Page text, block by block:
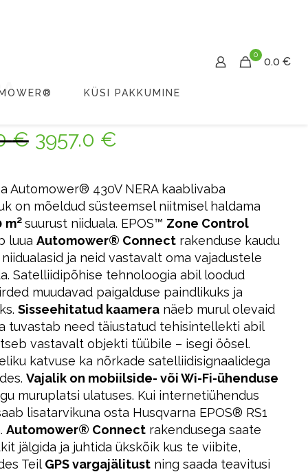
KÜSI PAKKUMINE
0
0.0 €
€ 3957.0 €
Automower® 430V NERA kaablivaba
on mõeldud süsteemsel niitmisel haldama
m²suurust niiduala. EPOS™ Zone Control
luua Automower® Connectrakenduse kaudu
ja neid vastavalt oma vajadustele
Satelliidipõhise tehnoloogia abil loodud
muudavad paigalduse paindlikuks ja
Sisseehitatud kaameranäeb murul olevaid
tuvastab need täiustatud tehisintellekti abil
vastavalt objekti tüübile – isegi öösel.
katvuse ka nõrkade satelliidisignaalidega
Vajalik on mobiilside- või Wi-Fi-ühenduse
muruplatsi ulatuses. Kui internetiühendus
lisatarvikuna osta Husqvarna EPOS® RS1
Automower® Connectrakendusega saate
jälgida ja juhtida ükskõik kus te viibite,
Teil GPS vargajälitustning saada teavitusi